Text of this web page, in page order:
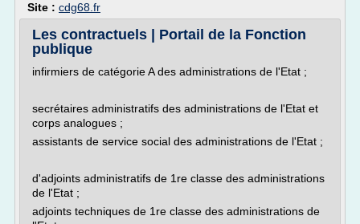
Site : cdg68.fr
Les contractuels | Portail de la Fonction
publique
infirmiers de catégorie A des administrations de l'Etat ;
secrétaires administratifs des administrations de l'Etat et
corps analogues ;
assistants de service social des administrations de l'Etat ;
d'adjoints administratifs de 1re classe des administrations
de l'Etat ;
adjoints techniques de 1re classe des administrations de